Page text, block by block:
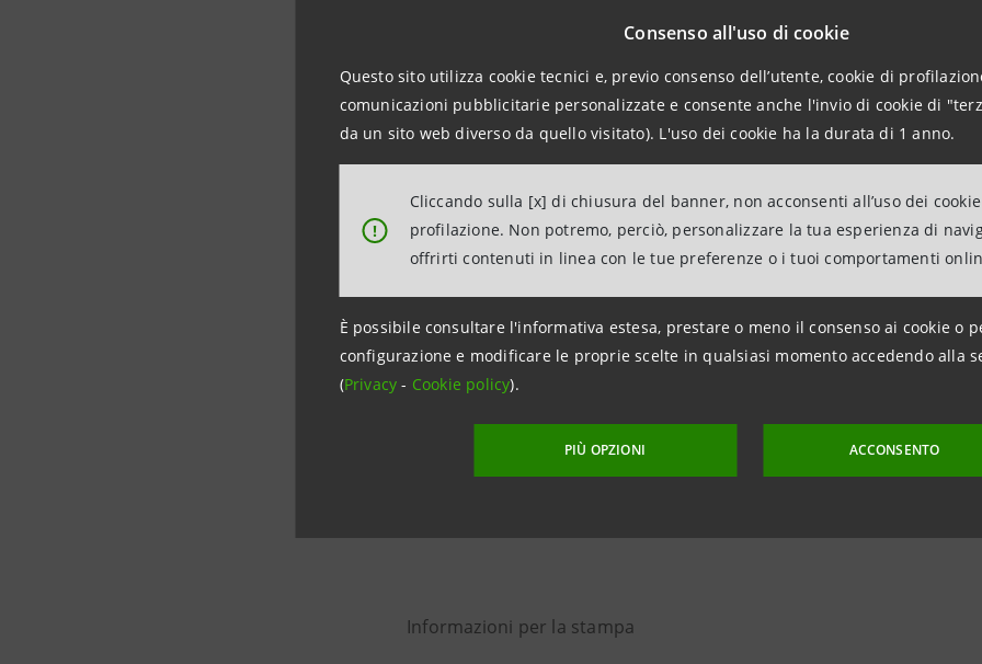
Consenso all'uso di cookie
Questo sito utilizza cookie tecnici e, previo consenso dell’utente, cookie di
comunicazioni pubblicitarie personalizzate e consente anche l'invio di cookie di
da un sito web diverso da quello visitato). L'uso dei cookie ha la durata di 1 anno.
!
Cliccando sulla [x] di chiusura del banner, non acconsenti all’uso dei
profilazione. Non potremo, perciò, personalizzare la tua esperienza di
offrirti contenuti in linea con le tue preferenze o i tuoi comportamenti
È possibile consultare l'informativa estesa, prestare o meno il consenso ai cookie o
configurazione e modificare le proprie scelte in qualsiasi momento accedendo alla
(Privacy- Cookie policy).
PIÙ OPZIONI ACCONSENTO
2022 e del 27,2% nei confronti del 2019. Gli Stati Uniti si
di euro, nonostante un calo tendenziale del 26,6%, seguiti da
Russa (-32,8%; -64,5%).
Negativa la performance per il Cartario di Fabriano, che con 188,3
segna un -16% rispetto allo stesso periodo del 2022, pur
le vendite verso le principali destinazioni europee: Francia,
settore pesa anche il diffuso fenomeno di riduzione delle scorte
aziende distrettuali, previsto però in esaurimento nei prossimi
Il distretto degli Strumenti musicali di Castelfidardo realizza una
cifra per Germania (+38,9%) e Stati Uniti (+25,2%), mentre
La Francia è il mercato che più di tutti ha contribuito alla crescita
pari al +14,3% tendenziale). Notevoli anche le performance dei
+47,2%), Federazione russa (+23 milioni di euro; +23,8%) e Taiwan
contributo di mercati di sbocco di grosse dimensioni come Cina (-
Informazioni per la stampa